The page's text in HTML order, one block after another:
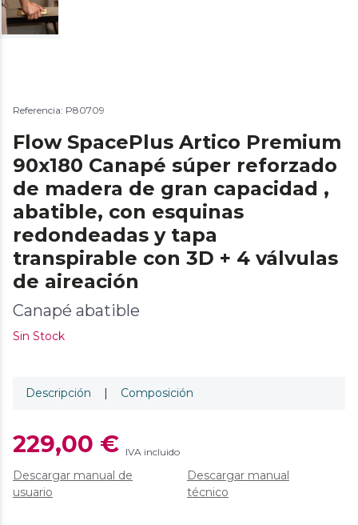
Referencia: P80709
Flow SpacePlus Artico Premium
90x180 Canapé súper reforzado
de madera de gran capacidad ,
abatible, con esquinas
redondeadas y tapa
transpirable con 3D + 4 válvulas
de aireación
Canapé abatible
Sin Stock
Descripción | Composición
229,00 € IVA incluido
Descargar manual de
usuario
Descargar manual
técnico